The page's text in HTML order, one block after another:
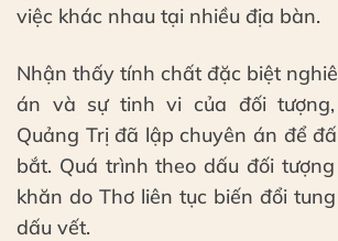
việc khác nhau tại nhiều địa bàn.
Nhận thấy tính chất đặc biệt
án và sự tinh vi của đối
Quảng Trị đã lập chuyên án để
bắt. Quá trình theo dấu đối
khăn do Thơ liên tục biến đổi
dấu vết.